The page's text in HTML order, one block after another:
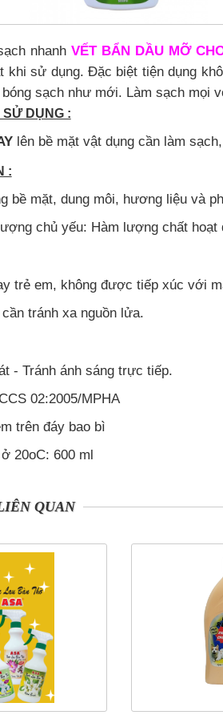
nhanhVẾT BẨN DẦU MỠ
khi sử dụng. Đặc biệt tiện dụng
sạch như mới. Làm sạch mọi
DỤNG :
lên bề mặt vật dụng cần làm
:
bề mặt, dung môi, hương liệu và
chủ yếu: Hàm lượng chất hoạt
trẻ em, không được tiếp xúc với
tránh xa nguồn lửa.
- Tránh ánh sáng trực tiếp.
02:2005/MPHA
trên đáy bao bì
20oC: 600 ml
QUAN